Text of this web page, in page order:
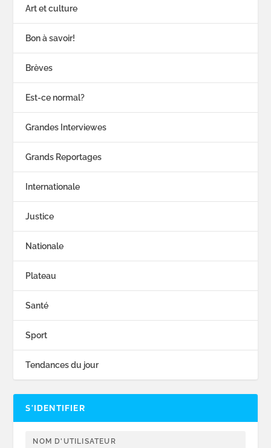
Art et culture
Bon à savoir!
Brèves
Est-ce normal?
Grandes Interviewes
Grands Reportages
Internationale
Justice
Nationale
Plateau
Santé
Sport
Tendances du jour
S’IDENTIFIER